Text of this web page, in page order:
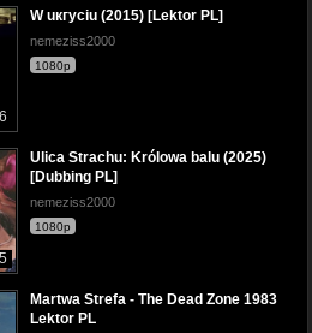
W uкгyciu (2015) [Lektor PL]
nemeziss2000
1080p
Ulica Strachu: Królowa balu (2025)
[Dubbing PL]
nemeziss2000
1080p
Martwa Strefa - The Dead Zone 1983
Lektor PL